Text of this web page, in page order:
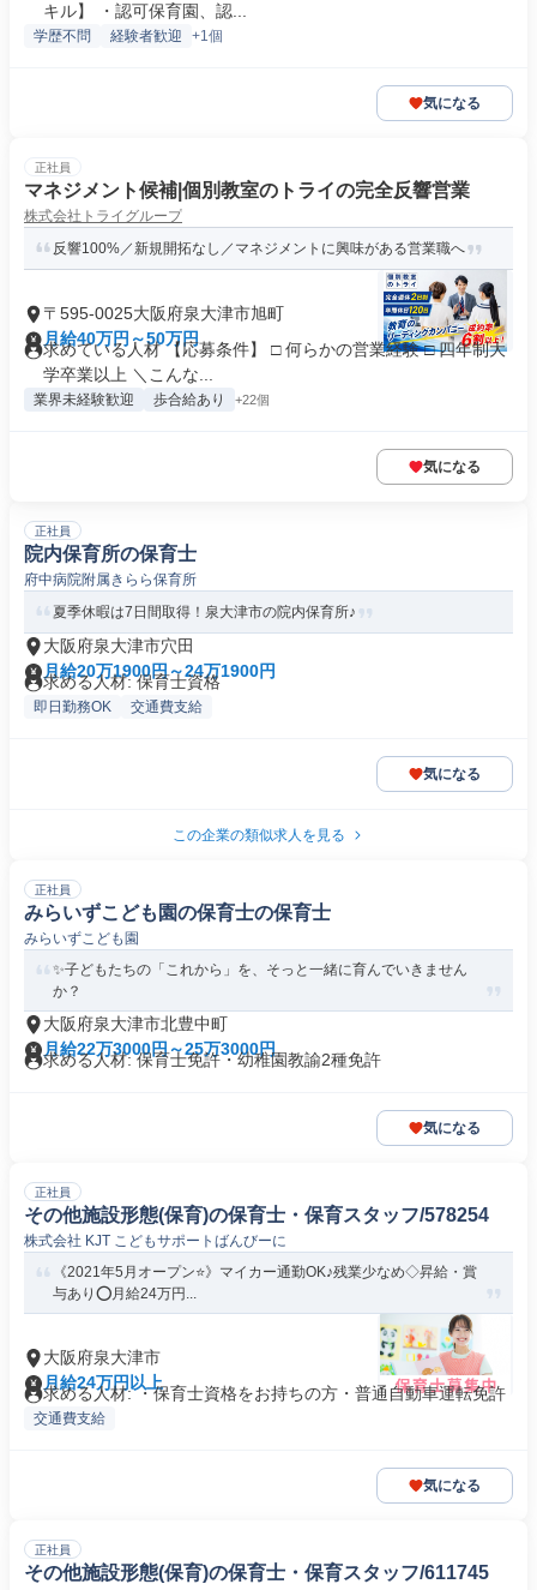
キル】 ・認可保育園、認...
学歴不問 経験者歓迎 +1個
気になる
正社員
マネジメント候補|個別教室のトライの完全反響営業
株式会社トライグループ
反響100%／新規開拓なし／マネジメントに興味がある営業職へ
〒595-0025大阪府泉大津市旭町
月給40万円～50万円
求めている人材 【応募条件】 □ 何らかの営業経験 □ 四年制大
学卒業以上 ＼こんな...
業界未経験歓迎 歩合給あり +22個
気になる
正社員
院内保育所の保育士
府中病院附属きらら保育所
夏季休暇は7日間取得！泉大津市の院内保育所♪
大阪府泉大津市穴田
月給20万1900円～24万1900円
求める人材: 保育士資格
即日勤務OK 交通費支給
気になる
この企業の類似求人を見る
正社員
みらいずこども園の保育士の保育士
みらいずこども園
✨子どもたちの「これから」を、そっと一緒に育んでいきません
か？
大阪府泉大津市北豊中町
月給22万3000円～25万3000円
求める人材: 保育士免許・幼稚園教諭2種免許
気になる
正社員
その他施設形態(保育)の保育士・保育スタッフ/578254
株式会社 KJT こどもサポートばんびーに
《2021年5月オープン⭐️》マイカー通勤OK♪残業少なめ◇昇給・賞
与あり⭕️月給24万円...
大阪府泉大津市
月給24万円以上
求める人材: ・保育士資格をお持ちの方・普通自動車運転免許
交通費支給
気になる
正社員
その他施設形態(保育)の保育士・保育スタッフ/611745